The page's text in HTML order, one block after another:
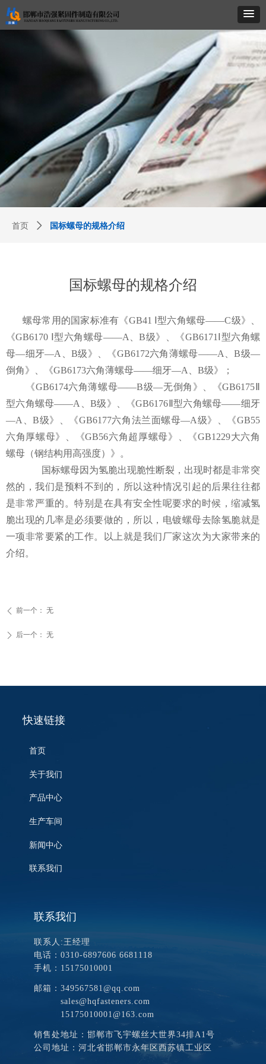
国标螺母的规格介绍
螺母常用的国家标准有《GB41 Ⅰ型六角螺母——C级》、
《GB6170 Ⅰ型六角螺母——A、B级》、《GB6171Ⅰ型六角螺
母—细牙—A、B级》、《GB6172六角薄螺母——A、B级—
倒角》、《GB6173六角薄螺母——细牙—A、B级》；
《GB6174六角薄螺母——B级—无倒角》、《GB6175Ⅱ
型六角螺母——A、B级》、《GB6176Ⅱ型六角螺母——细牙
—A、B级》、《GB6177六角法兰面螺母—A级》、《GB55
六角厚螺母》、《GB56六角超厚螺母》、《GB1229大六角
螺母（钢结构用高强度）》。
国标螺母因为氢脆出现脆性断裂，出现时都是非常突
然的，我们是预料不到的，所以这种情况引起的后果往往都
是非常严重的。特别是在具有安全性呢要求的时候，缩减氢
脆出现的几率是必须要做的，所以，电镀螺母去除氢脆就是
一项非常要紧的工作。以上就是我们厂家这次为大家带来的
介绍。
ꄴ 前一个： 无
ꄲ 后一个： 无
首页 ꄲ 国标螺母的规格介绍
快速链接
首页
关于我们
产品中心
生产车间
新闻中心
联系我们
联系我们
联系人:王经理
电话：0310-6897606 6681118
手机：15175010001
邮箱：349567581@qq.com
sales@hqfasteners.com
15175010001@163.com
销售处地址：邯郸市飞宇螺丝大世界34排A1号
公司地址：河北省邯郸市永年区西苏镇工业区